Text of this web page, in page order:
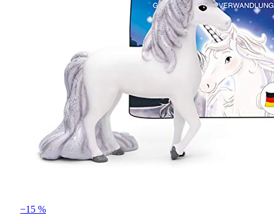
−15 %